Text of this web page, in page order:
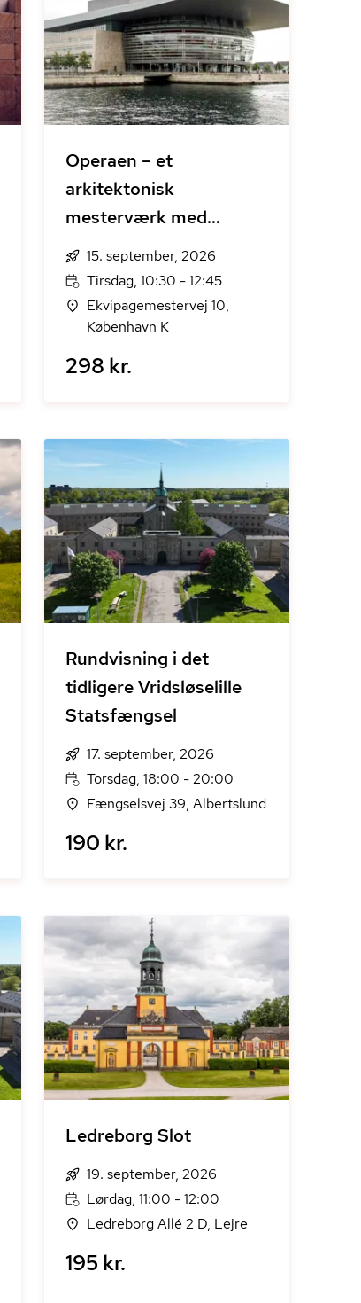
Operaen – et
arkitektonisk
mesterværk med
København som scene
15. september, 2026
Tirsdag, 10:30 - 12:45
Ekvipagemestervej 10,
København K
298 kr.
Rundvisning i det
tidligere Vridsløselille
Statsfængsel
17. september, 2026
Torsdag, 18:00 - 20:00
Fængselsvej 39, Albertslund
190 kr.
Ledreborg Slot
19. september, 2026
Lørdag, 11:00 - 12:00
Ledreborg Allé 2 D, Lejre
195 kr.